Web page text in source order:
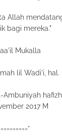
Allah
bagi mereka."
Mukalla
lil Wadi'i, hal.
2017 M